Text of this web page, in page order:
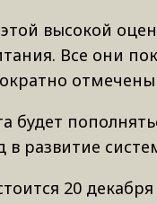
высокой
Все они
будет
развитие
20